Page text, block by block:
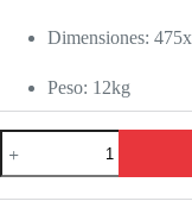
Dimensiones:
Peso: 12kg
Cort
af
60
|